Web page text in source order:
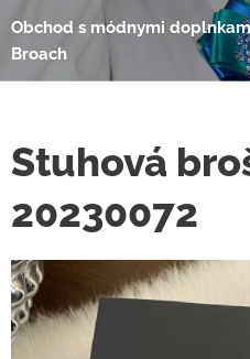
Obchod s módnymi
Broach
Stuhová
20230072